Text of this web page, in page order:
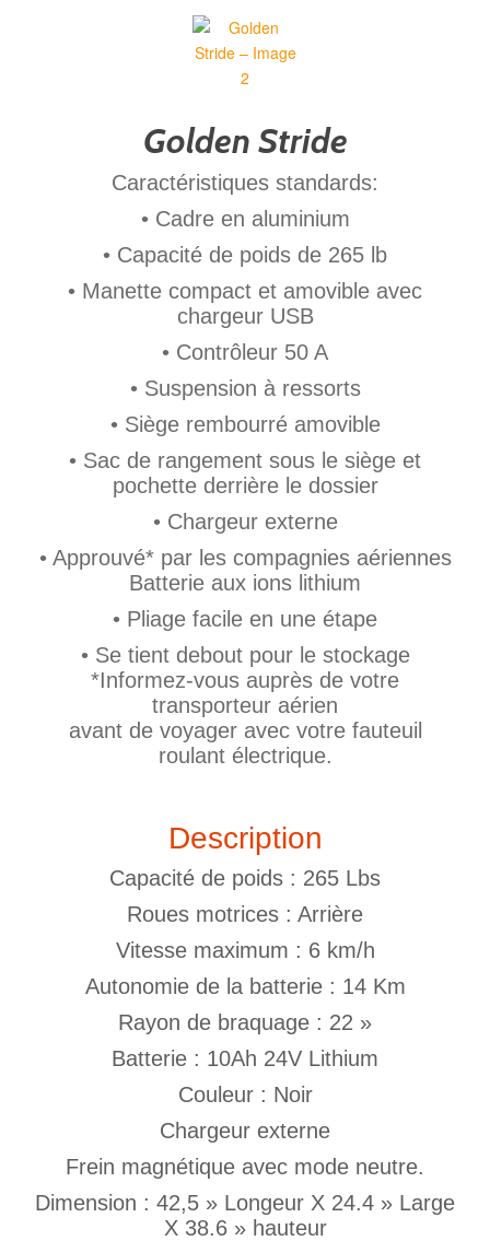
Golden Stride
Caractéristiques standards:
• Cadre en aluminium
• Capacité de poids de 265 lb
• Manette compact et amovible avec
chargeur USB
• Contrôleur 50 A
• Suspension à ressorts
• Siège rembourré amovible
• Sac de rangement sous le siège et
pochette derrière le dossier
• Chargeur externe
• Approuvé* par les compagnies aériennes
Batterie aux ions lithium
• Pliage facile en une étape
• Se tient debout pour le stockage
*Informez-vous auprès de votre
transporteur aérien
avant de voyager avec votre fauteuil
roulant électrique.
Description
Capacité de poids : 265 Lbs
Roues motrices : Arrière
Vitesse maximum : 6 km/h
Autonomie de la batterie : 14 Km
Rayon de braquage : 22 »
Batterie : 10Ah 24V Lithium
Couleur : Noir
Chargeur externe
Frein magnétique avec mode neutre.
Dimension : 42,5 » Longeur X 24.4 » Large
X 38.6 » hauteur